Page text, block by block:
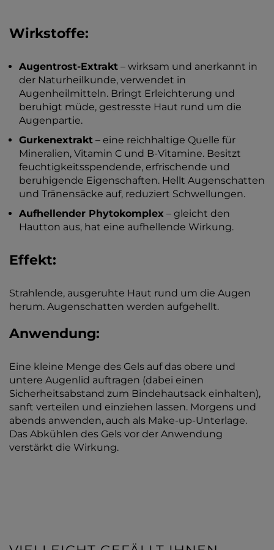
Wirkstoffe:
Augentrost-Extrakt – wirksam und anerkannt in
der Naturheilkunde, verwendet in
Augenheilmitteln. Bringt Erleichterung und
beruhigt müde, gestresste Haut rund um die
Augenpartie.
Gurkenextrakt – eine reichhaltige Quelle für
Mineralien, Vitamin C und B-Vitamine. Besitzt
feuchtigkeitsspendende, erfrischende und
beruhigende Eigenschaften. Hellt Augenschatten
und Tränensäcke auf, reduziert Schwellungen.
Aufhellender Phytokomplex – gleicht den
Hautton aus, hat eine aufhellende Wirkung.
Effekt:
Strahlende, ausgeruhte Haut rund um die Augen
herum. Augenschatten werden aufgehellt.
Anwendung:
Eine kleine Menge des Gels auf das obere und
untere Augenlid auftragen (dabei einen
Sicherheitsabstand zum Bindehautsack einhalten),
sanft verteilen und einziehen lassen. Morgens und
abends anwenden, auch als Make-up-Unterlage.
Das Abkühlen des Gels vor der Anwendung
verstärkt die Wirkung.